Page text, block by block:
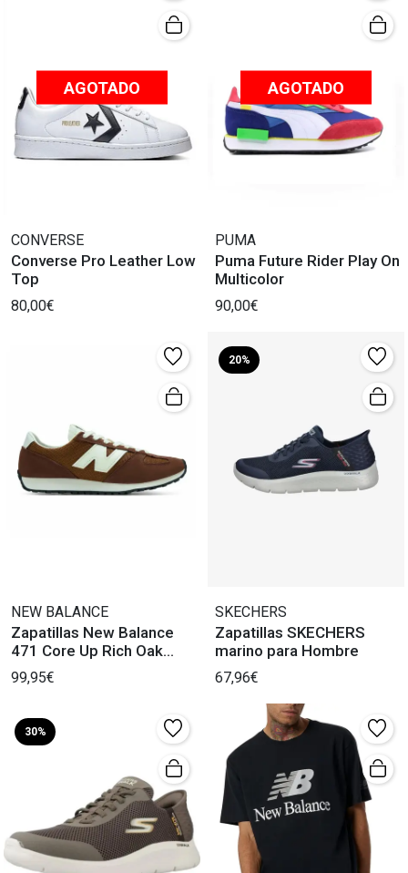
AGOTADO
CONVERSE
Converse Pro Leather Low
Top
80,00€
AGOTADO
PUMA
Puma Future Rider Play On
Multicolor
90,00€
NEW BALANCE
Zapatillas New Balance
471 Core Up Rich Oak
breakfast Tea
99,95€
20%
SKECHERS
Zapatillas SKECHERS
marino para Hombre
67,96€
30%